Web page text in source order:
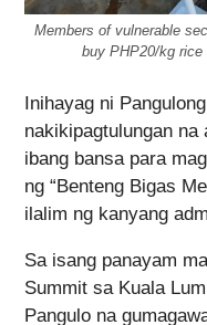
Members of vulnerable
buy PHP20/kg
Inihayag ni
nakikipagtulungan
ibang bansa para
ng “Benteng Bigas
ilalim ng kanyang
Sa isang panayam
Summit sa Kuala
Pangulo na